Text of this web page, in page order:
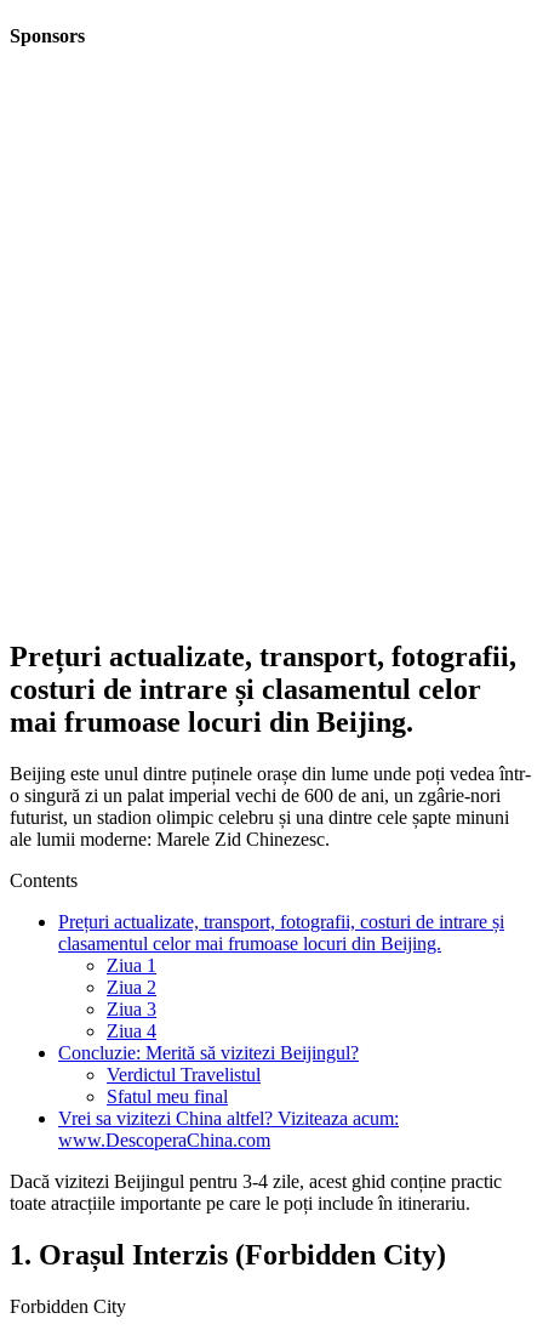
Sponsors
Prețuri actualizate, transport, fotografii,
costuri de intrare și clasamentul celor
mai frumoase locuri din Beijing.
Beijing este unul dintre puținele orașe din lume unde poți vedea într-
o singură zi un palat imperial vechi de 600 de ani, un zgârie-nori
futurist, un stadion olimpic celebru și una dintre cele șapte minuni
ale lumii moderne: Marele Zid Chinezesc.
Contents
Prețuri actualizate, transport, fotografii, costuri de intrare și
clasamentul celor mai frumoase locuri din Beijing.
Ziua 1
Ziua 2
Ziua 3
Ziua 4
Concluzie: Merită să vizitezi Beijingul?
Verdictul Travelistul
Sfatul meu final
Vrei sa vizitezi China altfel? Viziteaza acum:
www.DescoperaChina.com
Dacă vizitezi Beijingul pentru 3-4 zile, acest ghid conține practic
toate atracțiile importante pe care le poți include în itinerariu.
1. Orașul Interzis (Forbidden City)
Forbidden City